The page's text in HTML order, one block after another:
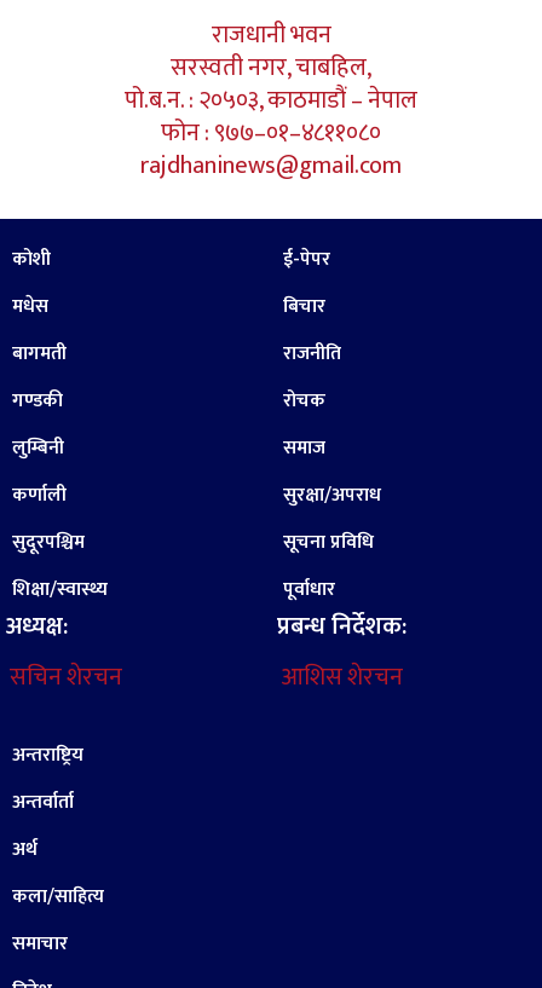
राजधानी भवन
सरस्वती नगर, चाबहिल,
पो.ब.न. : २०५०३, काठमाडौं – नेपाल
फोन : ९७७–०१–४८११०८०
rajdhaninews@gmail.com
कोशी
मधेस
बागमती
गण्डकी
लुम्बिनी
कर्णाली
सुदूरपश्चिम
शिक्षा/स्वास्थ्य
अध्यक्ष:
सचिन शेरचन
ई-पेपर
बिचार
राजनीति
रोचक
समाज
सुरक्षा/अपराध
सूचना प्रविधि
पूर्वाधार
प्रबन्ध निर्देशक:
आशिस शेरचन
अन्तराष्ट्रिय
अन्तर्वार्ता
अर्थ
कला/साहित्य
समाचार